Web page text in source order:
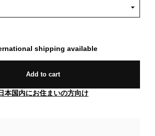
shipping available
Add to cart
本国内にお住まいの方向け